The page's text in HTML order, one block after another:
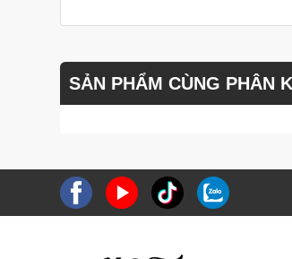
SẢN PHẨM CÙNG PHÂN